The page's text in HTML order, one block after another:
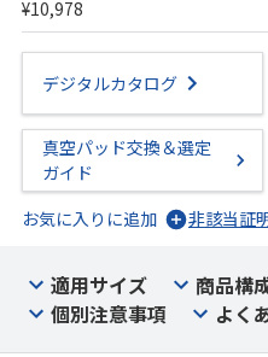
¥10,978
デジタルカタログ
真空パッド交換＆選定
ガイド
お気に入りに追加
非該当証
適用サイズ 商品構
個別注意事項
よく